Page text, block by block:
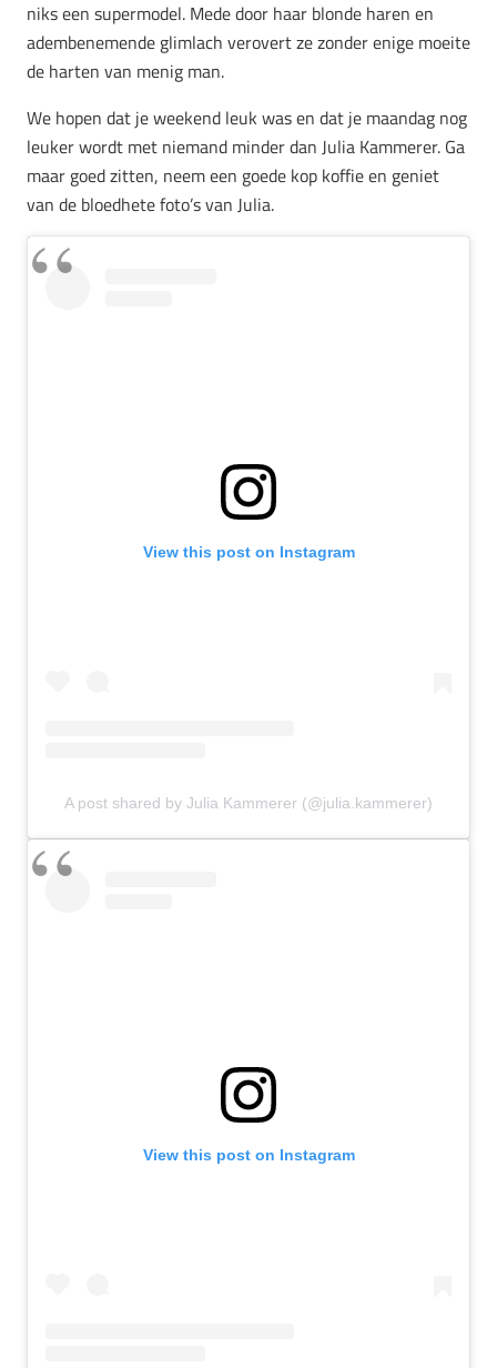
niks een supermodel. Mede door haar blonde haren en
adembenemende glimlach verovert ze zonder enige moeite
de harten van menig man.
We hopen dat je weekend leuk was en dat je maandag nog
leuker wordt met niemand minder dan Julia Kammerer. Ga
maar goed zitten, neem een goede kop koffie en geniet
van de bloedhete foto’s van Julia.
View this post on Instagram
A post shared by Julia Kammerer (@julia.kammerer)
View this post on Instagram